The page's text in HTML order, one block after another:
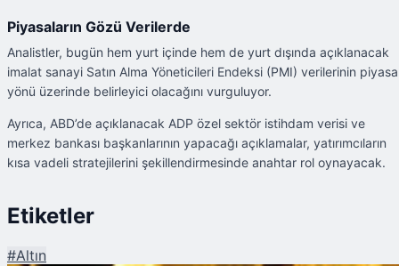
Piyasaların Gözü Verilerde
Analistler, bugün hem yurt içinde hem de yurt dışında açıklanacak
imalat sanayi Satın Alma Yöneticileri Endeksi (PMI) verilerinin piyasa
yönü üzerinde belirleyici olacağını vurguluyor.
Ayrıca, ABD’de açıklanacak ADP özel sektör istihdam verisi ve
merkez bankası başkanlarının yapacağı açıklamalar, yatırımcıların
kısa vadeli stratejilerini şekillendirmesinde anahtar rol oynayacak.
Etiketler
#Altın